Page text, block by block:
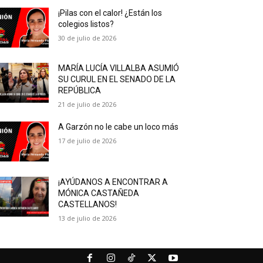
¡Pilas con el calor! ¿Están los
colegios listos?
30 de julio de 2026
MARÍA LUCÍA VILLALBA ASUMIÓ
SU CURUL EN EL SENADO DE LA
REPÚBLICA
21 de julio de 2026
A Garzón no le cabe un loco más
17 de julio de 2026
¡AYÚDANOS A ENCONTRAR A
MÓNICA CASTAÑEDA
CASTELLANOS!
13 de julio de 2026